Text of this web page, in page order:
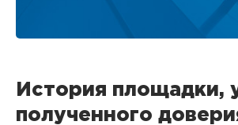
История площадки,
полученного